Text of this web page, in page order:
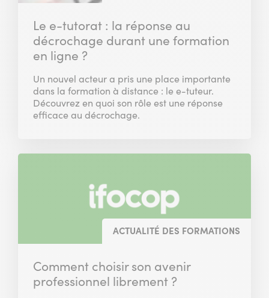
Le e-tutorat : la réponse au
décrochage durant une formation
en ligne ?
Un nouvel acteur a pris une place importante
dans la formation à distance : le e-tuteur.
Découvrez en quoi son rôle est une réponse
efficace au décrochage.
ACTUALITÉ DES FORMATIONS
Comment choisir son avenir
professionnel librement ?